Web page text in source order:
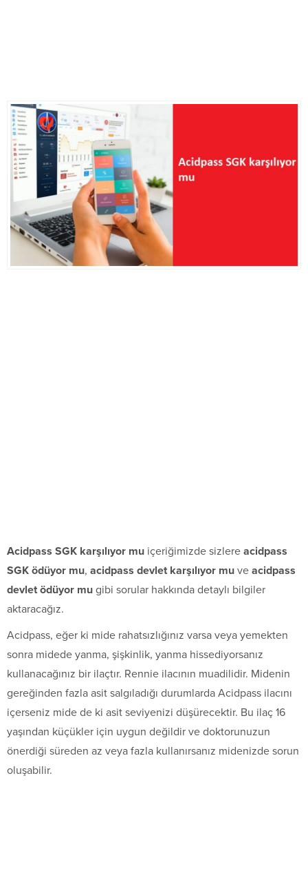
Acidpass SGK karşılıyor mu içeriğimizde sizlere acidpass
SGK ödüyor mu, acidpass devlet karşılıyor mu ve acidpass
devlet ödüyor mu gibi sorular hakkında detaylı bilgiler
aktaracağız.
Acidpass, eğer ki mide rahatsızlığınız varsa veya yemekten
sonra midede yanma, şişkinlik, yanma hissediyorsanız
kullanacağınız bir ilaçtır. Rennie ilacının muadilidir. Midenin
gereğinden fazla asit salgıladığı durumlarda Acidpass ilacını
içerseniz mide de ki asit seviyenizi düşürecektir. Bu ilaç 16
yaşından küçükler için uygun değildir ve doktorunuzun
önerdiği süreden az veya fazla kullanırsanız midenizde sorun
oluşabilir.